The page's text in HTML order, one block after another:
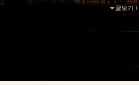
글보기 ｌ